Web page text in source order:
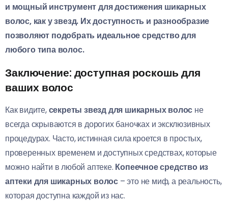
и мощный инструмент для достижения шикарных
волос, как у звезд. Их доступность и разнообразие
позволяют подобрать идеальное средство для
любого типа волос.
Заключение: доступная роскошь для
ваших волос
Как видите,секреты звезд для шикарных волос не
всегда скрываются в дорогих баночках и эксклюзивных
процедурах. Часто, истинная сила кроется в простых,
проверенных временем и доступных средствах, которые
можно найти в любой аптеке. Копеечное средство из
аптеки для шикарных волос – это не миф, а реальность,
которая доступна каждой из нас.